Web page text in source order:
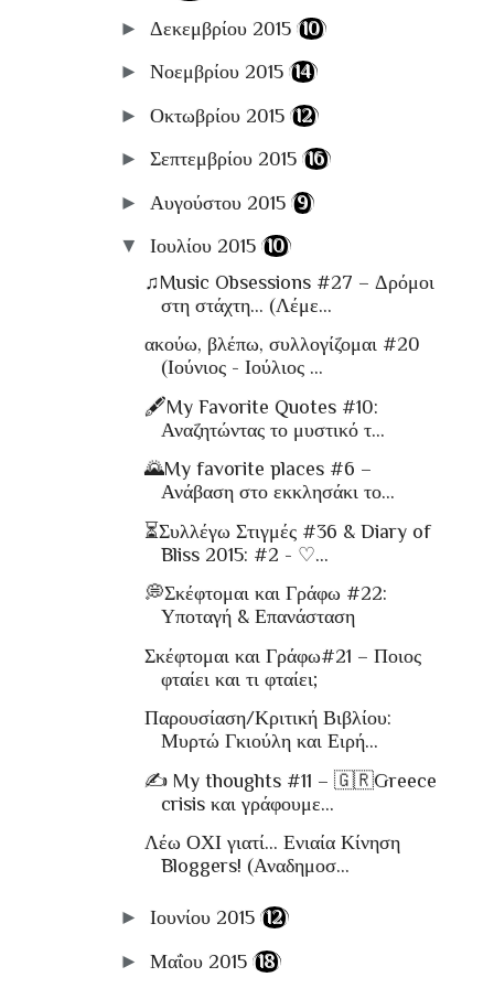
► Δεκεμβρίου 2015 (10)
► Νοεμβρίου 2015 (14)
► Οκτωβρίου 2015 (12)
► Σεπτεμβρίου 2015 (16)
► Αυγούστου 2015 (9)
▼ Ιουλίου 2015 (10)
♫Music Obsessions #27 – Δρόμοι
στη στάχτη... (Λέμε...
ακούω, βλέπω, συλλογίζομαι #20
(Ιούνιος - Ιούλιος ...
🖋My Favorite Quotes #10:
Αναζητώντας το μυστικό τ...
🌄My favorite places #6 –
Ανάβαση στο εκκλησάκι το...
⏳Συλλέγω Στιγμές #36 & Diary of
Bliss 2015: #2 - ♡...
💭Σκέφτομαι και Γράφω #22:
Υποταγή & Επανάσταση
Σκέφτομαι και Γράφω#21 – Ποιος
φταίει και τι φταίει;
Παρουσίαση/Κριτική Βιβλίου:
Μυρτώ Γκιούλη και Ειρή...
✍ My thoughts #11 – 🇬🇷Greece
crisis και γράφουμε...
Λέω ΟΧΙ γιατί... Ενιαία Κίνηση
Bloggers! (Αναδημοσ...
► Ιουνίου 2015 (12)
► Μαΐου 2015 (18)